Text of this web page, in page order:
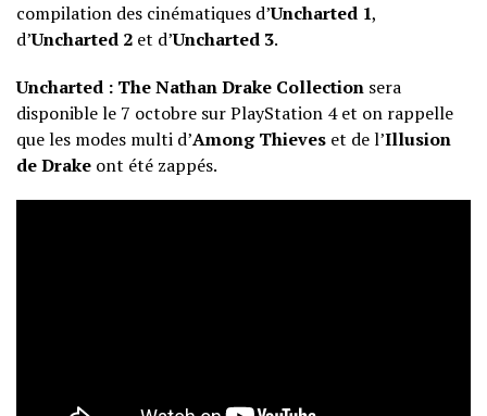
compilation des cinématiques d’Uncharted 1,
d’Uncharted 2 et d’Uncharted 3.
Uncharted : The Nathan Drake Collection sera
disponible le 7 octobre sur PlayStation 4 et on rappelle
que les modes multi d’Among Thieves et de l’Illusion
de Drake ont été zappés.